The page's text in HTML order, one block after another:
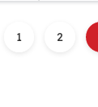
1 2